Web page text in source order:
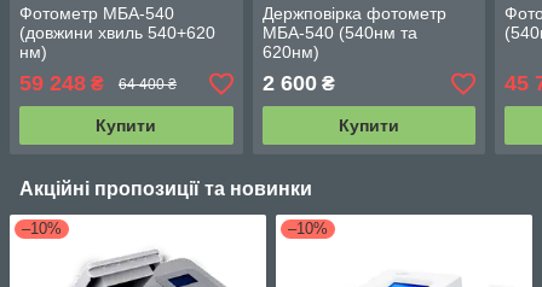
Фотометр МБА-540
(довжини хвиль 540+620
нм)
59 248 ₴ 64 400 ₴
Купити
Держповірка фотометр
МБА-540 (540нм та
620нм)
2 600₴
Купити
45
Акційні пропозиції та новинки
–10% –10%